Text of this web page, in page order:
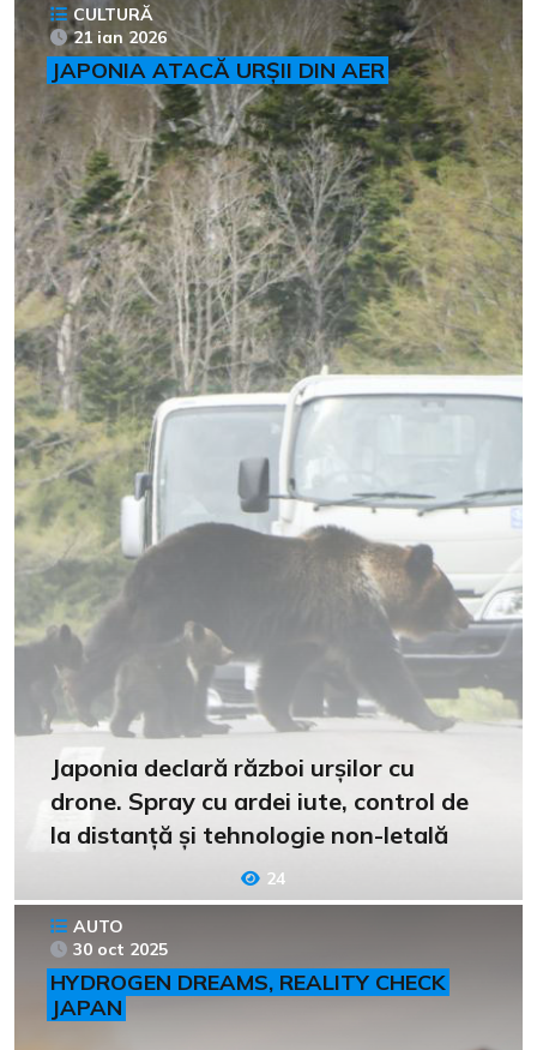
CULTURĂ
21 ian 2026
JAPONIA ATACĂ URȘII DIN AER
Japonia declară război urșilor cu
drone. Spray cu ardei iute, control de
la distanță și tehnologie non-letală
24
AUTO
30 oct 2025
HYDROGEN DREAMS, REALITY CHECK
JAPAN